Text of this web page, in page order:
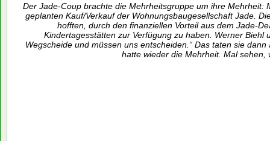
Der Jade-Coup brachte die Mehrheitsgruppe um ihre Mehrheit:
geplanten Kauf/Verkauf der Wohnungsbaugesellschaft Jade.
hofften, durch den finanziellen Vorteil aus dem Jade-
Kindertagesstätten zur Verfügung zu haben. Werner Biehl
Wegscheide und müssen uns entscheiden.“ Das taten sie
hatte wieder die Mehrheit. Mal sehen,